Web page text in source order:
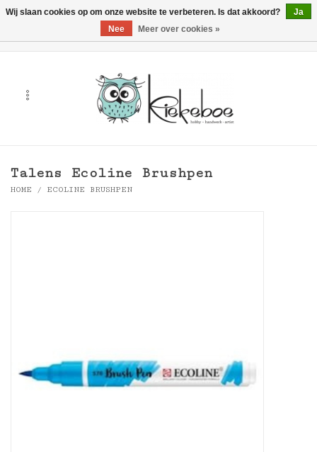
Handwerk & Textiel
Over ons
Talens Ecoline Brushpen
HOME / ECOLINE BRUSHPEN
Wij slaan cookies op om onze website te verbeteren. Is dat akkoord?
Ja
Nee
Meer over cookies »